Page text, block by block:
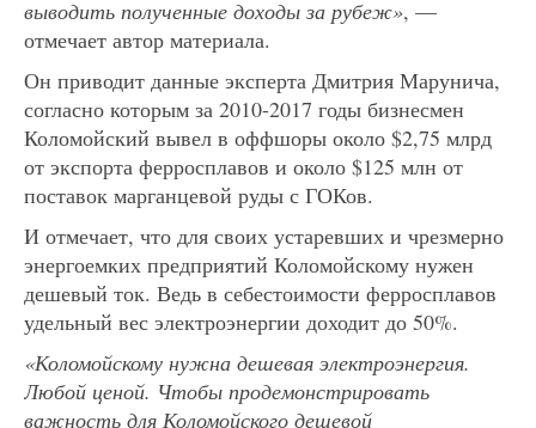
выводить полученные доходы за рубеж», —
отмечает автор материала.
Он приводит данные эксперта Дмитрия Марунича,
согласно которым за 2010-2017 годы бизнесмен
Коломойский вывел в оффшоры около $2,75 млрд
от экспорта ферросплавов и около $125 млн от
поставок марганцевой руды с ГОКов.
И отмечает, что для своих устаревших и чрезмерно
энергоемких предприятий Коломойскому нужен
дешевый ток. Ведь в себестоимости ферросплавов
удельный вес электроэнергии доходит до 50%.
«Коломойскому нужна дешевая электроэнергия.
Любой ценой. Чтобы продемонстрировать
важность для Коломойского дешевой